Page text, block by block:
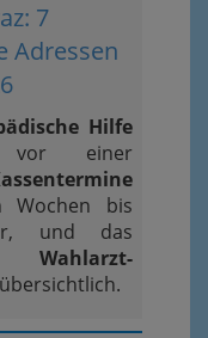
7
Adressen
Hilfe
vor einer
bis
und das